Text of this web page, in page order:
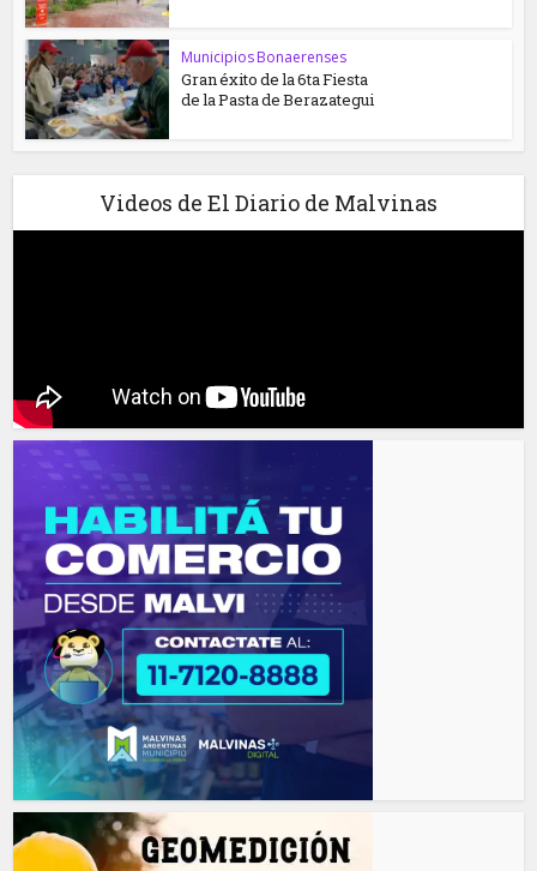
Municipios Bonaerenses
Gran éxito de la 6ta Fiesta
de la Pasta de Berazategui
Videos de El Diario de Malvinas